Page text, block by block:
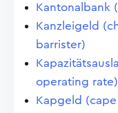
Kantonalbank
Kanzleigeld
barrister)
operating rate)
Kapgeld